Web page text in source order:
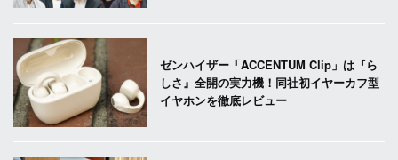
ゼンハイザー「ACCENTUM Clip」は『ら
しさ』全開の実力機！同社初イヤーカフ型
イヤホンを徹底レビュー